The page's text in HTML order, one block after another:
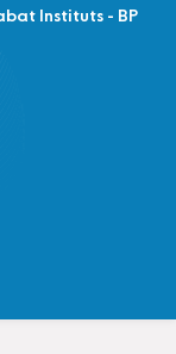
Instituts - BP